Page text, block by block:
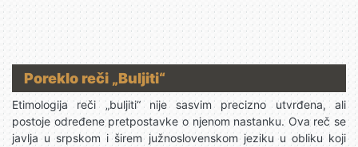
Poreklo reči „Buljiti“
Etimologija reči „buljiti“ nije sasvim precizno utvrđena, ali
postoje određene pretpostavke o njenom nastanku. Ova reč se
javlja u srpskom i širem južnoslovenskom jeziku u obliku koji